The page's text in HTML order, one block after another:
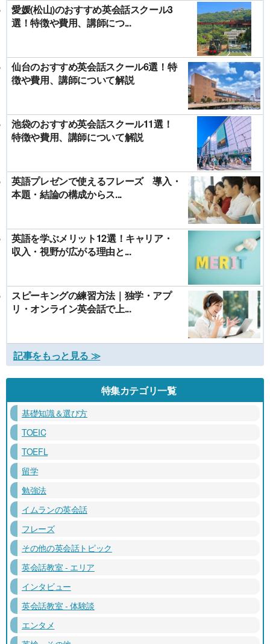
愛媛(松山)のおすすめ英会話スクール3
選！特徴や費用、講師につ...
仙台のおすすめ英会話スクール6選！特
徴や費用、講師について解説
池袋のおすすめ英会話スクール11選！
特徴や費用、講師について解説
英語プレゼンで使えるフレーズ 導入・
本題・結論の構成からス...
英語を学ぶメリット12選！キャリア・
収入・視野が広がる理由と...
スピーキングの練習方法｜独学・アプ
リ・オンライン英会話で上...
記事をもっと見る ≫
特集カテゴリ一覧
基礎知識＆選び方
TOEIC
TOEFL
留学
勉強法
イムランの英会話
フレーズ
その他の英会話トピック
英会話教室 - エリア
インタビュー
英会話教室 - 体験談
エンタメ